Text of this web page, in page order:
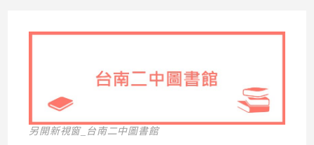
另開新視窗_台南二中圖書館